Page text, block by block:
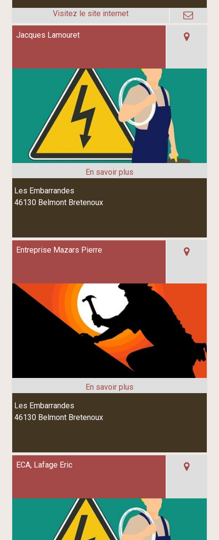
Jacques Lamouret
Les Embarrandes
46130 Belmont Bretenoux
Entreprise Mazars Pierre
Les Embarrandes
46130 Belmont Bretenoux
ECA, Lafage Eric